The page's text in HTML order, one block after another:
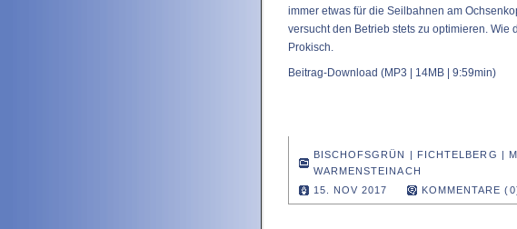
immer etwas für die Seilbahnen am
versucht den Betrieb stets zu optimieren. Wie
Prokisch.
Beitrag-Download (MP3 | 14MB | 9:59min)
BISCHOFSGRÜN FICHTELBERG
WARMENSTEINACH
15. NOV 2017
KOMMENTARE